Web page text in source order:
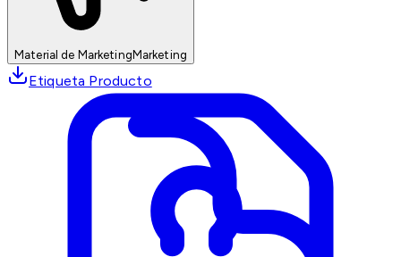
Material de MarketingMarketing
Etiqueta Producto